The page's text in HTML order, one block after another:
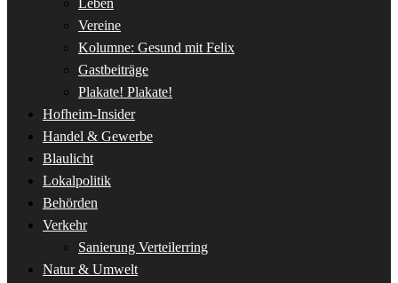
Leben
Vereine
Kolumne: Gesund mit Felix
Gastbeiträge
Plakate! Plakate!
Hofheim-Insider
Handel & Gewerbe
Blaulicht
Lokalpolitik
Behörden
Verkehr
Sanierung Verteilerring
Natur & Umwelt